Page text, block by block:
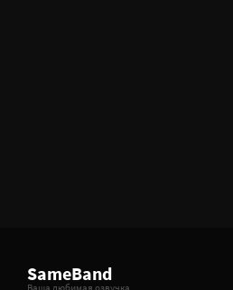
SameBand